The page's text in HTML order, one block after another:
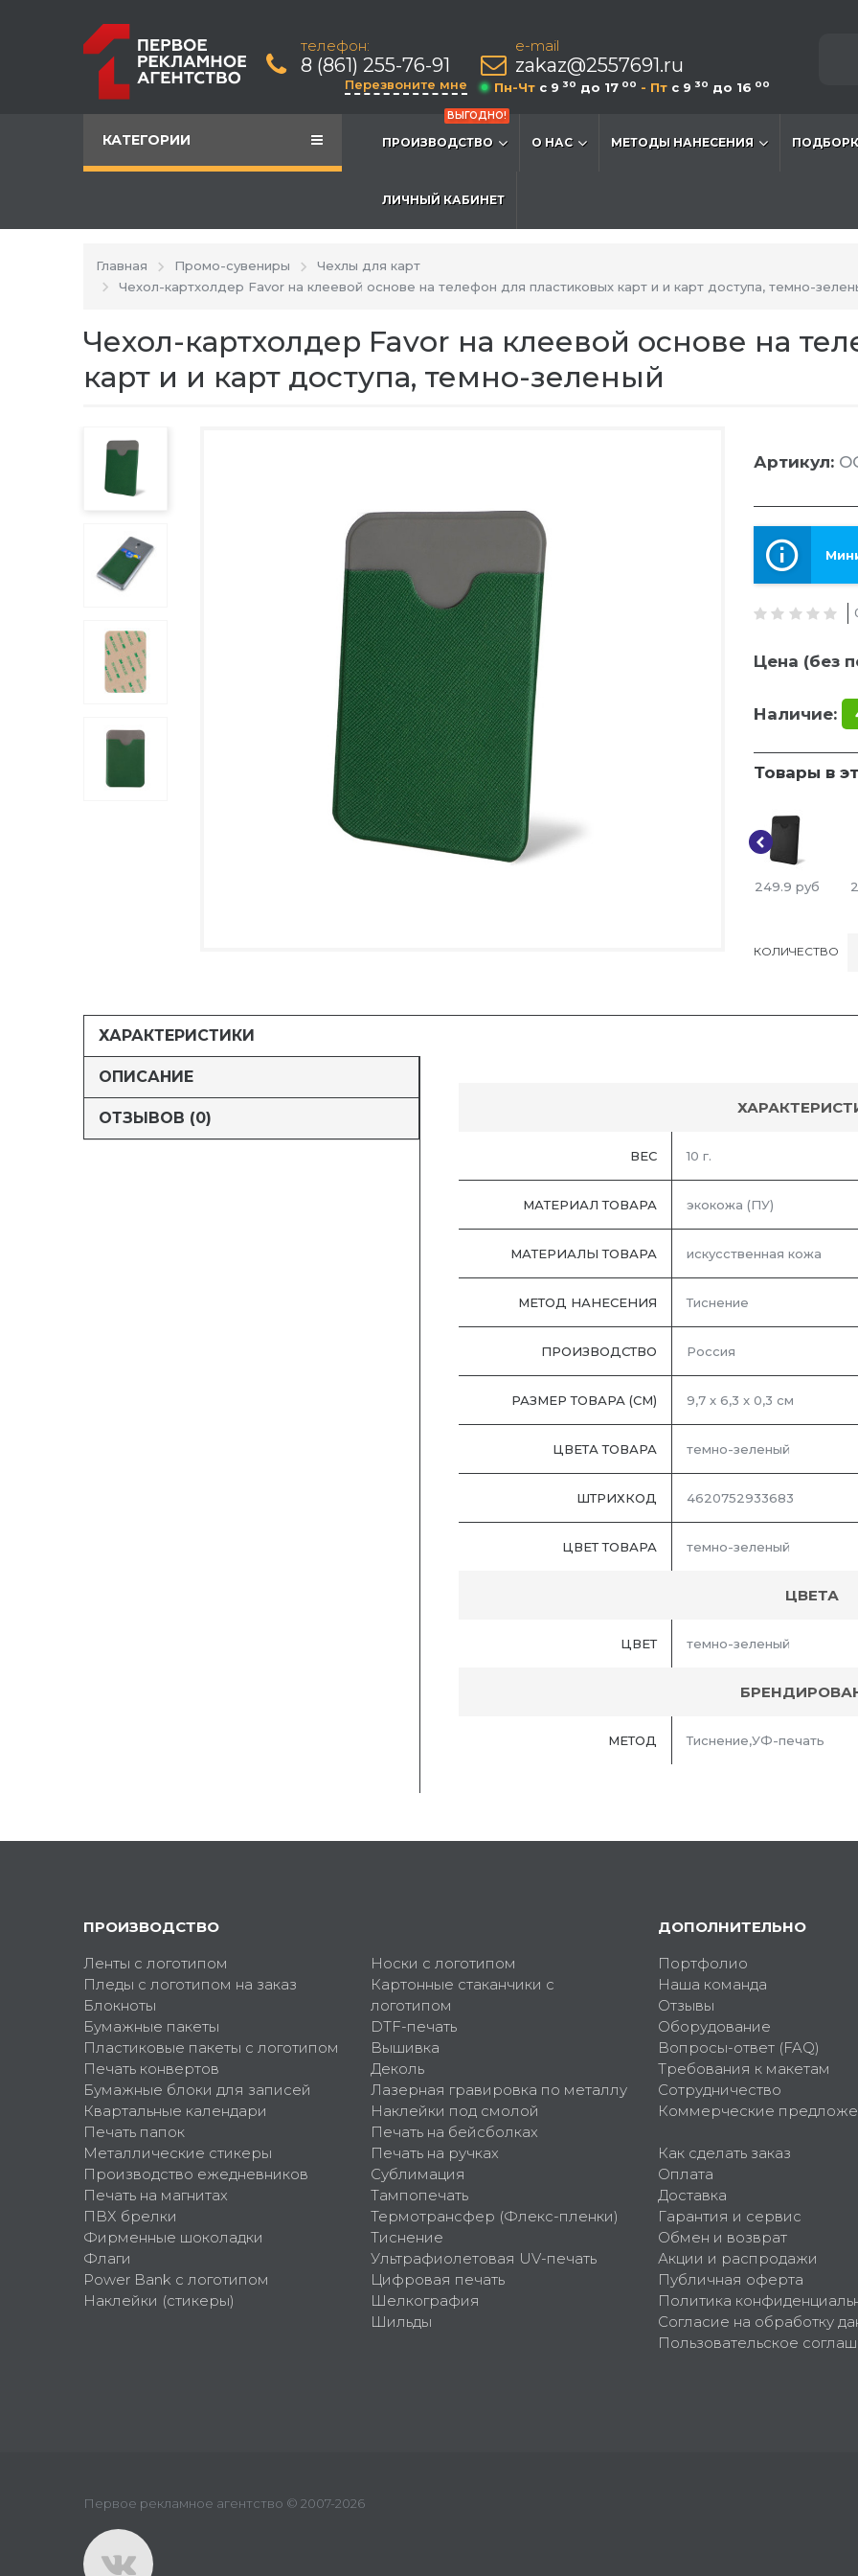
телефон:
8 (861) 255-76-91
Перезвоните мне
e-mail
zakaz@2557691.ru
Пн-Чт c 9 30 до 17 00 - Пт c 9 30 до 16 00
КАТЕГОРИИ
ВЫГОДНО!
ПРОИЗВОДСТВО О НАС МЕТОДЫ НАНЕСЕНИЯ
ЛИЧНЫЙ КАБИНЕТ
Главная Промо-сувениры
Чехлы для карт
Чехол-картхолдер Favor на клеевой основе на телефон для пластиковых карт и и карт доступа, темно-
Чехол-картхолдер Favor на клеевой основе на
карт и и карт доступа, темно-зеленый
Артикул:
Цена (без
Наличие:
Товары в
249.9 руб
КОЛИЧЕСТВО
ХАРАКТЕРИСТИКИ
ОПИСАНИЕ
ОТЗЫВОВ (0)
ВЕС 10 г.
МАТЕРИАЛ ТОВАРА экокожа (ПУ)
МАТЕРИАЛЫ ТОВАРА искусственная кожа
МЕТОД НАНЕСЕНИЯ Тиснение
ПРОИЗВОДСТВО Россия
РАЗМЕР ТОВАРА (СМ) 9,7 x 6,3 x 0,3 см
ЦВЕТА ТОВАРА темно-зеленый
ШТРИХКОД 4620752933683
ЦВЕТ ТОВАРА темно-зеленый
ЦВЕТА
ЦВЕТ темно-зеленый
МЕТОД Тиснение,УФ-печать
ПРОИЗВОДСТВО
Ленты с логотипом
Пледы с логотипом на заказ
Блокноты
Бумажные пакеты
Пластиковые пакеты с логотипом
Печать конвертов
Бумажные блоки для записей
Квартальные календари
Печать папок
Металлические стикеры
Производство ежедневников
Печать на магнитах
ПВХ брелки
Фирменные шоколадки
Флаги
Power Bank с логотипом
Наклейки (стикеры)
Носки с логотипом
Картонные стаканчики с
логотипом
DTF-печать
Вышивка
Деколь
Лазерная гравировка по металлу
Наклейки под смолой
Печать на бейсболках
Печать на ручках
Сублимация
Тампопечать
Термотрансфер (Флекс-пленки)
Тиснение
Ультрафиолетовая UV-печать
Цифровая печать
Шелкография
Шильды
ДОПОЛНИТЕЛЬНО
Портфолио
Наша команда
Отзывы
Оборудование
Вопросы-ответ (FAQ)
Требования к макетам
Сотрудничество
Коммерческие
Как сделать заказ
Оплата
Доставка
Гарантия и сервис
Обмен и возврат
Акции и распродажи
Публичная оферта
Политика
Согласие на обработку
Пользовательское
Первое рекламное агентство © 2007-2026